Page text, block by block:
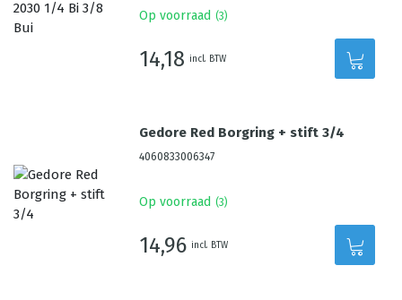
Op voorraad (3)
14,18 incl. BTW
Gedore Red Borgring + stift 3/4
4060833006347
Op voorraad (3)
14,96 incl. BTW